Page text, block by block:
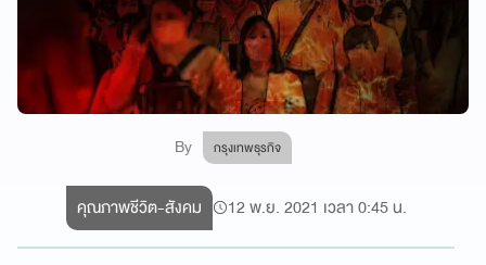
By กรุงเทพธุรกิจ
คุณภาพชีวิต-สังคม 12 พ.ย. 2021 เวลา 0:45 น.